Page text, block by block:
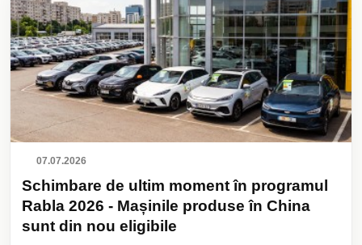
07.07.2026
Schimbare de ultim moment în programul
Rabla 2026 - Mașinile produse în China
sunt din nou eligibile